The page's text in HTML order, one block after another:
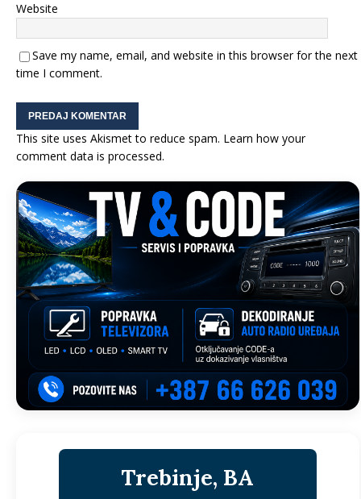
Website
Save my name, email, and website in this browser for the next
time I comment.
This site uses Akismet to reduce spam. Learn how your
comment data is processed.
Trebinje, BA